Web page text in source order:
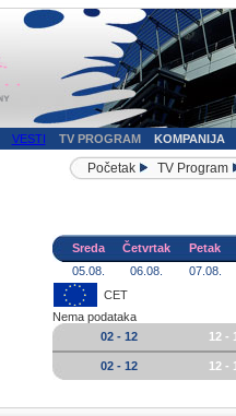
VESTI TV PROGRAM KOMPANIJA
Početak TV Program
Sreda Četvrtak
Petak
05.08.
06.08.
07.08.
CET
Nema podataka
02 - 12
12 -
02 - 12 12 -